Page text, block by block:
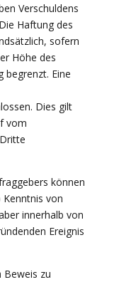
Verschuldens
Haftung des
sofern
Höhe des
begrenzt. Eine
Dies gilt
vom
können
von
innerhalb von
Ereignis
Beweis zu